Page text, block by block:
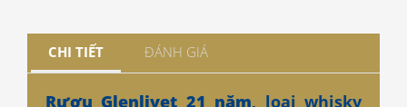
CHI TIẾT ĐÁNH GIÁ
Rượu Glenlivet 21 năm, loại whisky